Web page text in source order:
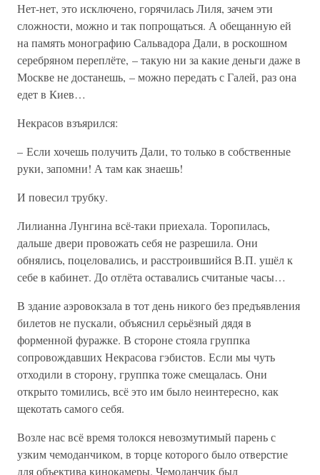
Нет-нет, это исключено, горячилась Лиля, зачем эти
сложности, можно и так попрощаться. А обещанную ей
на память монографию Сальвадора Дали, в роскошном
серебряном переплёте, – такую ни за какие деньги даже в
Москве не достанешь, – можно передать с Галей, раз она
едет в Киев…
Некрасов взъярился:
– Если хочешь получить Дали, то только в собственные
руки, запомни! А там как знаешь!
И повесил трубку.
Лилианна Лунгина всё-таки приехала. Торопилась,
дальше двери провожать себя не разрешила. Они
обнялись, поцеловались, и расстроившийся В.П. ушёл к
себе в кабинет. До отлёта оставались считаные часы…
В здание аэровокзала в тот день никого без предъявления
билетов не пускали, объяснил серьёзный дядя в
форменной фуражке. В стороне стояла группка
сопровождавших Некрасова гэбистов. Если мы чуть
отходили в сторону, группка тоже смещалась. Они
открыто томились, всё это им было неинтересно, как
щекотать самого себя.
Возле нас всё время толокся невозмутимый парень с
узким чемоданчиком, в торце которого было отверстие
для объектива кинокамеры. Чемоданчик был